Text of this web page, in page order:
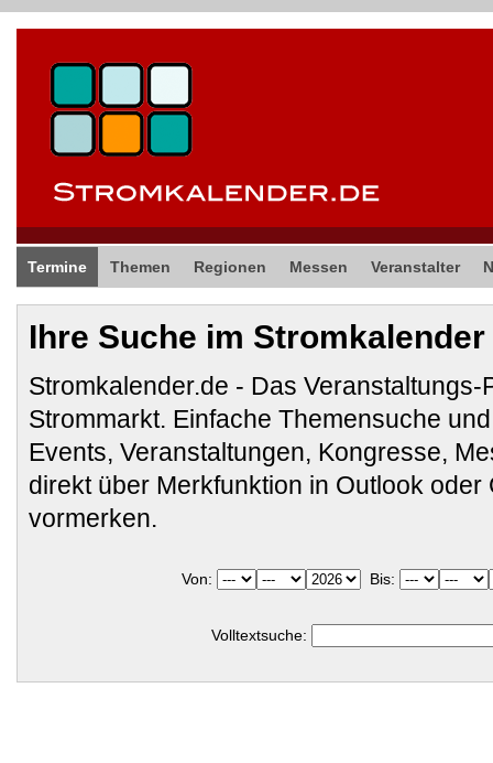
Termine Themen Regionen Messen Veranstalter
Ihre Suche im Stromkalender
Stromkalender.de - Das Veranstaltungs-
Strommarkt. Einfache Themensuche
Events, Veranstaltungen, Kongresse,
direkt über Merkfunktion in Outlook oder
vormerken.
Von: Bis:
Volltextsuche: